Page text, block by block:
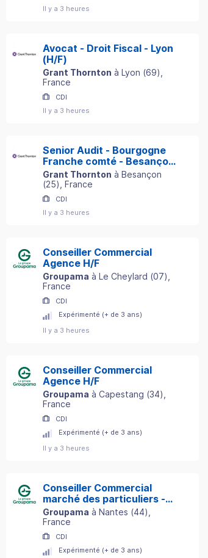
Il y a 3 heures
Avocat - Droit Fiscal - Lyon
(H/F)
Grant Thornton à Lyon (69)
France
CDI
Il y a 3 heures
Senior Audit - Bourgogne
Franche comté - Besançon
(H/F)
Grant Thornton à Besançon
(25) , France
CDI
Il y a 3 heures
Conseiller Commercial
Agence H/F
Groupama à Le Cheylard (07)
France
CDI
Expérimenté (+ de 3 ans)
Il y a 3 heures
Conseiller Commercial
Agence H/F
Groupama à Capestang (34)
France
CDI
Expérimenté (+ de 3 ans)
Il y a 3 heures
Conseiller Commercial
marché des particuliers -
Département 44 H/F
Groupama à Nantes (44)
France
CDI
Expérimenté (+ de 3 ans)